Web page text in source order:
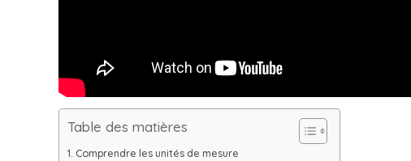
Table des matières
Comprendre les unités de mesure